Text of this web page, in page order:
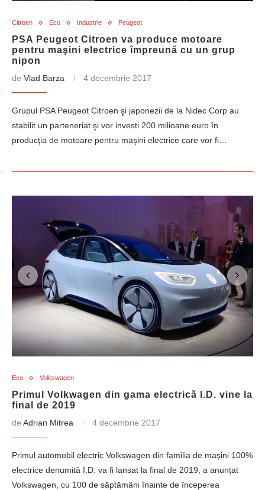
Citroen Eco Industrie Peugeot
PSA Peugeot Citroen va produce motoare
pentru maşini electrice împreună cu un grup
nipon
de Vlad Barza 4 decembrie 2017
Grupul PSA Peugeot Citroen şi japonezii de la Nidec Corp au
stabilit un parteneriat şi vor investi 200 milioane euro în
producţia de motoare pentru maşini electrice care vor fi…
Eco Volkswagen
Primul Volkwagen din gama electrică I.D. vine la
final de 2019
de Adrian Mitrea 4 decembrie 2017
Primul automobil electric Volkswagen din familia de mașini 100%
electrice denumită I.D. va fi lansat la final de 2019, a anunțat
Volkswagen, cu 100 de săptămâni înainte de începerea